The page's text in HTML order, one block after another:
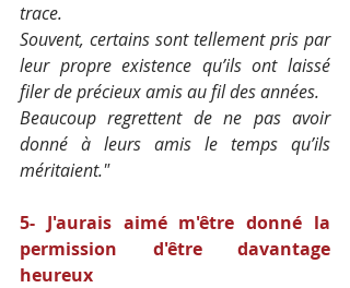
trace.
Souvent, certains sont tellement pris par
leur propre existence qu’ils ont laissé
filer de précieux amis au fil des années.
Beaucoup regrettent de ne pas avoir
donné à leurs amis le temps qu’ils
méritaient."
5- J'aurais aimé m'être donné la
permission d'être davantage
heureux